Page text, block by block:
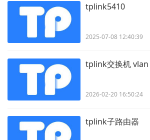
tplink5410
2025-07-08 12:40:39
tplink交换机 vlan
2026-02-20 16:50:24
tplink子路由器